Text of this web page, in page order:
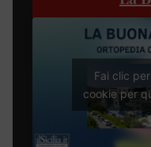
Fai clic
cookie per